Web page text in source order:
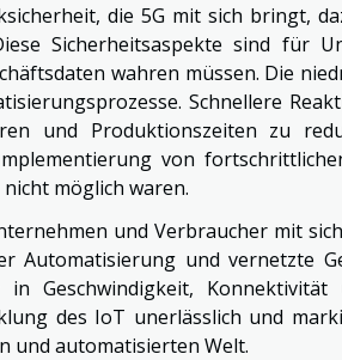
die 5G mit sich bringt,
Sicherheitsaspekte sind für
wahren müssen. Die
Schnellere
und Produktionszeiten zu
von
möglich waren.
und Verbraucher mit
Automatisierung und vernetzte
in Geschwindigkeit,
des IoT unerlässlich und
und automatisierten Welt.